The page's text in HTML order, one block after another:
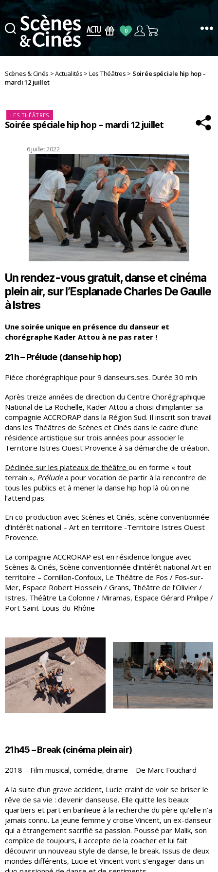
Cinés
0
Scènes & Cinés >Actualités > Les Théâtres > Soirée spéciale hip hop –
mardi 12 juillet
Catégories
LES THÉÂTRES
Soirée spéciale hip hop – mardi 12 juillet
Date
l’article
6 juillet 2022
Un rendez-vous gratuit,danse et cinéma
plein air,sur l’Esplanade Charles De Gaulle
à Istres
Une soirée unique en présence du danseur et
chorégraphe Kader Attou à ne pas rater !
21h – Prélude (danse hip hop)
Pièce chorégraphique pour 9 danseurs.ses. Durée 30 min
Après treize années de direction du Centre Chorégraphique
National de La Rochelle, Kader Attou a choisi d’implanter sa
compagnie ACCRORAP dans la Région Sud. Il inscrit son travail
dans les Théâtres de Scènes et Cinés dans le cadre d’une
résidence artistique sur trois années pour associer le
Territoire Istres Ouest Provence à sa démarche de création.
Déclinée sur les plateaux de théâtre ou en forme « tout
terrain », Préludea pour vocation de partir à la rencontre de
tous les publics et à mener la danse hip hop là où on ne
l’attend pas.
En co-production avec Scènes et Cinés, scène conventionnée
d’intérêt national – Art en territoire -Territoire Istres Ouest
Provence.
La compagnie ACCRORAP est en résidence longue avec
Scènes & Cinés, Scène conventionnée d’intérêt national Art en
territoire – Cornillon-Confoux, Le Théâtre de Fos / Fos-sur-
Mer, Espace Robert Hossein / Grans, Théâtre de l’Olivier /
Istres, Théâtre La Colonne / Miramas, Espace Gérard Philipe /
Port-Saint-Louis-du-Rhône
21h45 – Break (cinéma plein air)
2018 – Film musical, comédie, drame – De Marc Fouchard
A la suite d’un grave accident, Lucie craint de voir se briser le
rêve de sa vie : devenir danseuse. Elle quitte les beaux
quartiers et part en banlieue à la recherche du père qu’elle n’a
jamais connu. La jeune femme y croise Vincent, un ex-danseur
qui a étrangement sacrifié sa passion. Poussé par Malik, son
complice de toujours, il accepte de la coacher et lui fait
découvrir un nouveau style de danse, le break. Issus de deux
mondes différents, Lucie et Vincent vont s’engager dans un